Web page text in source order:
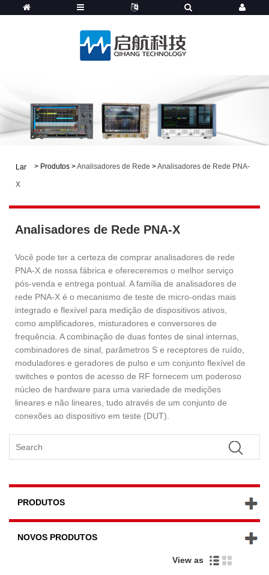
Lar > Produtos >Analisadores de Rede >Analisadores de Rede PNA-
X
Analisadores de Rede PNA-X
Você pode ter a certeza de comprar analisadores de rede
PNA-X de nossa fábrica e ofereceremos o melhor serviço
pós-venda e entrega pontual. A família de analisadores de
rede PNA-X é o mecanismo de teste de micro-ondas mais
integrado e flexível para medição de dispositivos ativos,
como amplificadores, misturadores e conversores de
frequência. A combinação de duas fontes de sinal internas,
combinadores de sinal, parâmetros S e receptores de ruído,
moduladores e geradores de pulso e um conjunto flexível de
switches e pontos de acesso de RF fornecem um poderoso
núcleo de hardware para uma variedade de medições
lineares e não lineares, tudo através de um conjunto de
conexões ao dispositivo em teste (DUT).
PRODUTOS
NOVOS PRODUTOS
View as